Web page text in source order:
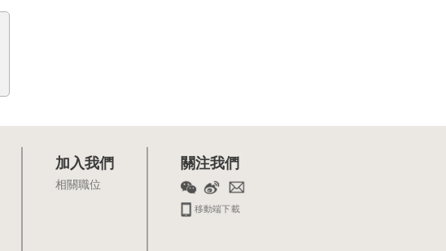
加入我們
相關職位
關注我們
移動端下載